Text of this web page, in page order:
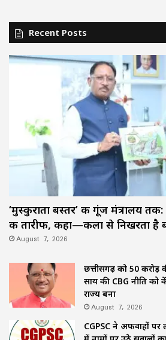
Recent Posts
‘मुस्कुराता बस्तर’ की गूंज मंत्रालय
की तारीफ, कहा—कला से निखरता है
August 7, 2026
छत्तीसगढ़ को 50 करोड़
साय की CBG नीति को
राज्य बना
August 7, 2026
CGPSC ने अफवाहों पर